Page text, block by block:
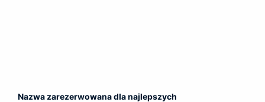
Nazwa zarezerwowana dla najlepszych